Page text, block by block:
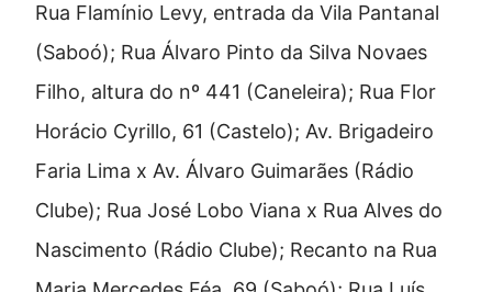
Rua Flamínio Levy, entrada da Vila Pantanal
(Saboó); Rua Álvaro Pinto da Silva Novaes
Filho, altura do nº 441 (Caneleira); Rua Flor
Horácio Cyrillo, 61 (Castelo); Av. Brigadeiro
Faria Lima x Av. Álvaro Guimarães (Rádio
Clube); Rua José Lobo Viana x Rua Alves do
Nascimento (Rádio Clube); Recanto na Rua